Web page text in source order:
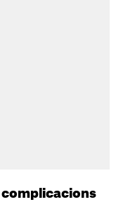
complicacions